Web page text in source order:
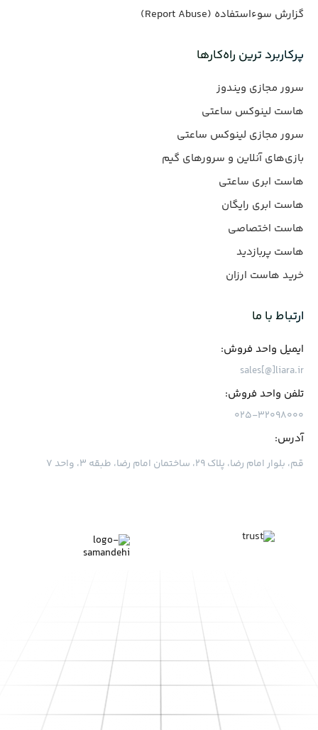
گزارش سوءاستفاده (Report Abuse)
پرکاربرد ترین راه‌کارها
سرور مجازی ویندوز
هاست لینوکس ساعتی
سرور مجازی لینوکس ساعتی
بازی‌های آنلاین و سرورهای گیم
هاست ابری ساعتی
هاست ابری رایگان
هاست اختصاصی
هاست پربازدید
خرید هاست ارزان
ارتباط با ما
ایمیل واحد فروش:
sales[@]liara.ir
تلفن واحد فروش:
۰۲۵-۳۲۰۹۸۰۰۰
آدرس:
قم، بلوار امام رضا، پلاک ۲۹، ساختمان امام رضا، طبقه ۳، واحد ۷